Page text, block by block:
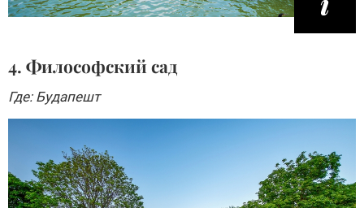
4. Философский сад
Где: Будапешт